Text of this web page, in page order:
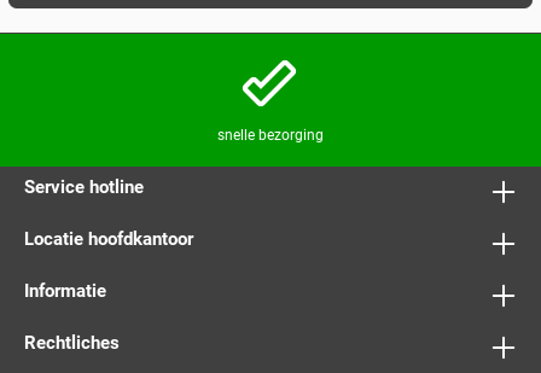
snelle bezorging
Service hotline
Locatie hoofdkantoor
Informatie
Rechtliches